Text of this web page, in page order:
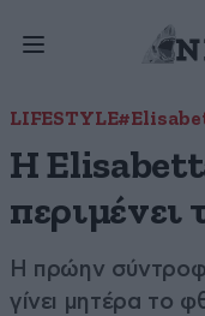
LIFESTYLE
Η
περιμένει
Η πρώην
γίνει μητέρα το